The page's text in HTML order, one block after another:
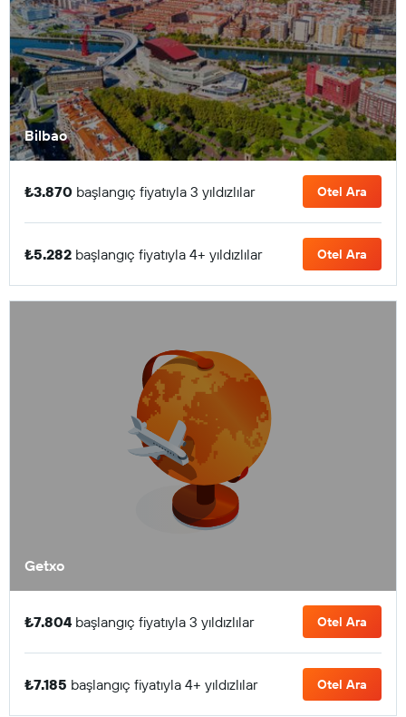
Bilbao
₺3.870 başlangıç fiyatıyla 3 yıldızlılar Otel Ara
₺5.282 başlangıç fiyatıyla 4+ yıldızlılar Otel Ara
Getxo
₺7.804 başlangıç fiyatıyla 3 yıldızlılar Otel Ara
₺7.185 başlangıç fiyatıyla 4+ yıldızlılar Otel Ara